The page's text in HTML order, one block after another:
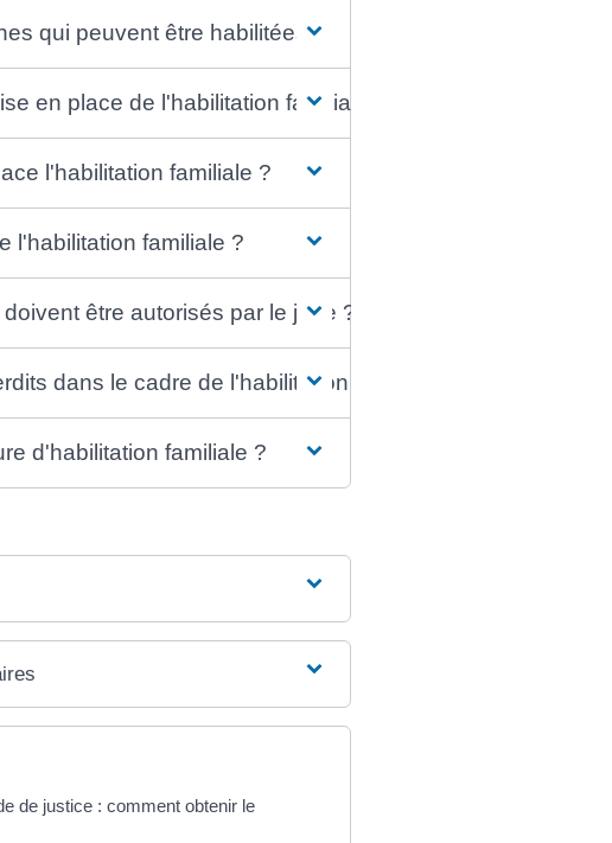
qui peuvent être habilitées ?
en place de l'habilitation familiale ?
l'habilitation familiale ?
l'habilitation familiale ?
être autorisés par le juge ?
dans le cadre de l'habilitation familiale ?
d'habilitation familiale ?
de justice : comment obtenir le